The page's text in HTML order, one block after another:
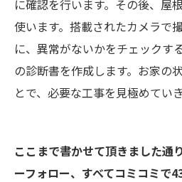
に確認を行います。その後、屋
使います。搭載されたカメラで
に、異常がないかをチェックす
の診断書を作成します。お家の
とで、必要な工事を見極めていき
ここまで書かせて頂きました通
ーフォロー、すべてコミコミで